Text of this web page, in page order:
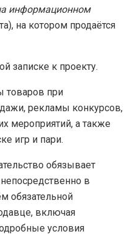
информационном
на котором продаётся
записке к проекту.
товаров при
рекламы конкурсов,
мероприятий, а также
игр и пари.
обязывает
в
обязательной
включая
условия